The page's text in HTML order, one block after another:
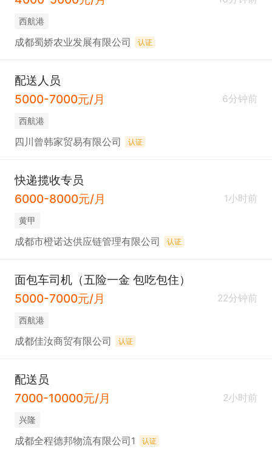
西航港
成都蜀娇农业发展有限公司 认证
配送人员
5000-7000元/月
6分钟前
西航港
四川曾韩家贸易有限公司 认证
快递揽收专员
6000-8000元/月
1小时前
黄甲
成都市橙诺达供应链管理有限公司 认证
面包车司机（五险一金 包吃包住）
5000-7000元/月
22分钟前
西航港
成都佳汝商贸有限公司 认证
配送员
7000-10000元/月
2小时前
兴隆
成都全程德邦物流有限公司1 认证